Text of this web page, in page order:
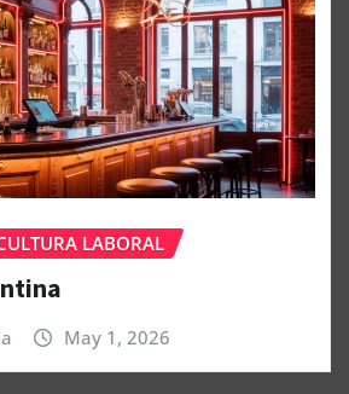
LABORAL
May 1, 2026